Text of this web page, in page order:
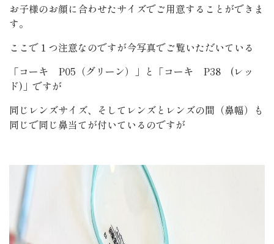
お子様のお顔に合わせたサイズでご用意することができま
す。
ここで１つ注意なのですが今写真でご覧いただいている
「コーキ P05（グリーン）」と「コーキ P38 (レッ
ド)」ですが
同じレンズサイズ、そしてレンズとレンズの間（鼻幅）も
同じで同じ鼻当てが付いているのですが